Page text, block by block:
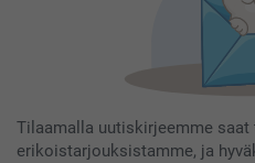
Tilaamalla uutiskirjeemme
erikoistarjouksistamme, ja